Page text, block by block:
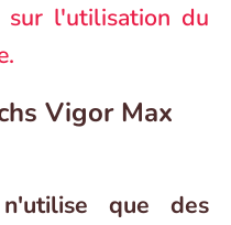
sur l'utilisation du
Vigor Max
que des